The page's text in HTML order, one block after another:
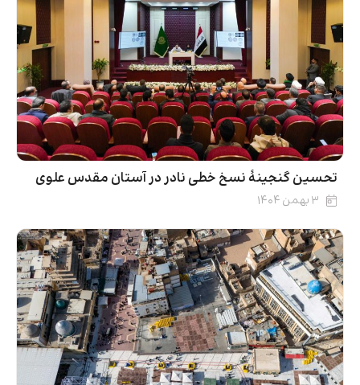
تحسین گنجینۀ نسخ خطی نادر در آستان مقدس علوی
۳ بهمن ۱۴۰۴